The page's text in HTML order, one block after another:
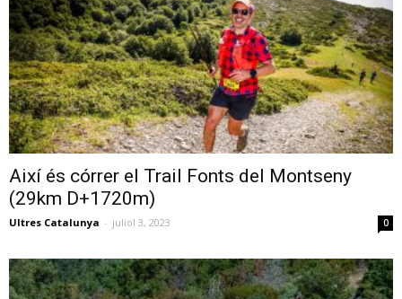
Així és córrer el Trail Fonts del Montseny
(29km D+1720m)
Ultres Catalunya - juliol 3, 2023 0